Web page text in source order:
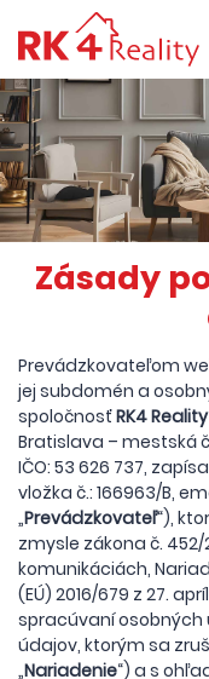
Zásady
Prevádzkovateľom
jej subdomén a
spoločnosťRK4
Bratislava – mestská
IČO: 53 626 737,
vložka č.: 166963/B,
„Prevádzkovateľ“),
zmysle zákona č. 452/
komunikáciách,
(EÚ) 2016/679 z 27.
spracúvaní
údajov, ktorým sa
„Nariadenie“) a s